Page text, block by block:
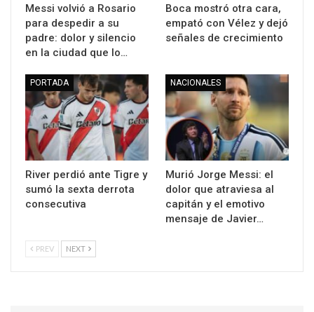
Messi volvió a Rosario
para despedir a su
padre: dolor y silencio
en la ciudad que lo…
Boca mostró otra cara,
empató con Vélez y dejó
señales de crecimiento
PORTADA
River perdió ante Tigre y
sumó la sexta derrota
consecutiva
NACIONALES
Murió Jorge Messi: el
dolor que atraviesa al
capitán y el emotivo
mensaje de Javier…
PREV NEXT